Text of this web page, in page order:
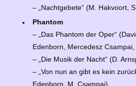
– „Nachtgebete“ (M. Hakvoort,
Phantom
– „Das Phantom der Oper“
Edenborn, Mercedesz Csampai,
– „Die Musik der Nacht“ (D.
– „Von nun an gibt es kein
Edenborn, M. Csampai)